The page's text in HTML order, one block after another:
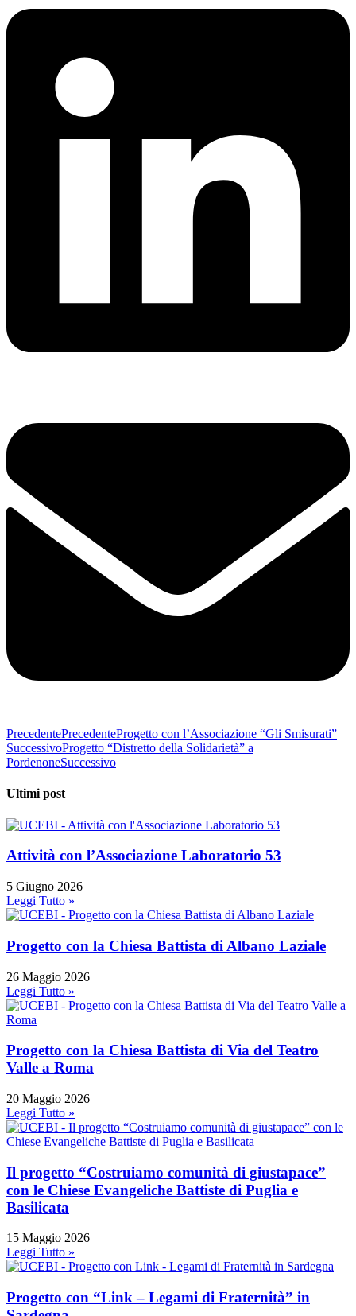
PrecedentePrecedenteProgetto con l’Associazione “Gli Smisurati”
SuccessivoProgetto “Distretto della Solidarietà” a
PordenoneSuccessivo
Ultimi post
Attività con l’Associazione Laboratorio 53
5 Giugno 2026
Leggi Tutto »
Progetto con la Chiesa Battista di Albano Laziale
26 Maggio 2026
Leggi Tutto »
Progetto con la Chiesa Battista di Via del Teatro
Valle a Roma
20 Maggio 2026
Leggi Tutto »
Il progetto “Costruiamo comunità di giustapace”
con le Chiese Evangeliche Battiste di Puglia e
Basilicata
15 Maggio 2026
Leggi Tutto »
Progetto con “Link – Legami di Fraternità” in